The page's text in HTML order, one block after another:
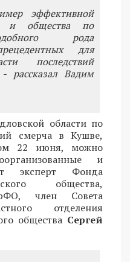
эффективной
и общества по
рода
для
последствий
рассказал Вадим
области по
смерча в Кушве,
22 июня, можно
и
эксперт Фонда
общества,
член Совета
отделения
общества Сергей